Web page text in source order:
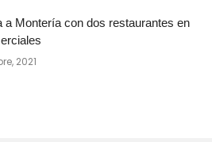
a Montería con dos restaurantes en
2021